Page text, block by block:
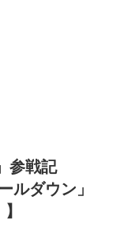
参戦記
ルダウン」